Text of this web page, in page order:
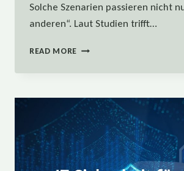
Solche Szenarien passieren nicht
anderen“. Laut Studien trifft…
READ MORE BACKUP-
IHR
UNTERNEHMEN
LAHMGELEGT
WERDEN